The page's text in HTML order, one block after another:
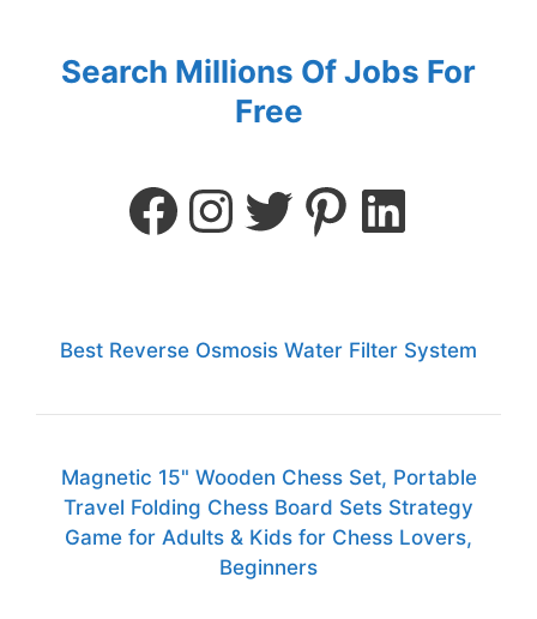
Search Millions Of Jobs For
Free
Best Reverse Osmosis Water Filter System
Magnetic 15" Wooden Chess Set, Portable
Travel Folding Chess Board Sets Strategy
Game for Adults & Kids for Chess Lovers,
Beginners